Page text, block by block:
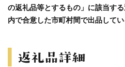
の返礼品等とするもの」に該当す
内で合意した市町村間で出品してい